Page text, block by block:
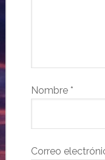
Nombre *
Correo